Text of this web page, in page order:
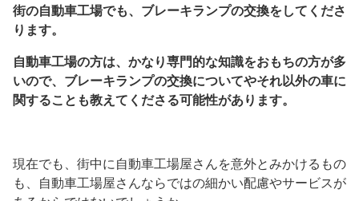
街の自動車工場でも、ブレーキランプの交換をしてくださ
ります。
自動車工場の方は、かなり専門的な知識をおもちの方が多
いので、ブレーキランプの交換についてやそれ以外の車に
関することも教えてくださる可能性があります。
現在でも、街中に自動車工場屋さんを意外とみかけるもの
も、自動車工場屋さんならではの細かい配慮やサービスが